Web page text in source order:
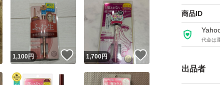
商品ID
代金は
出品者
いいね！
1,100円 いいね！
1,700円